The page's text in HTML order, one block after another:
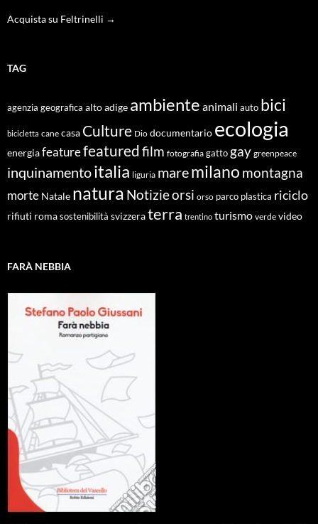
Acquista su Feltrinelli →
TAG
agenzia geografica alto adige ambiente animali auto bici
bicicletta cane casa Culture Dio documentario ecologia
energiafeaturefeaturedfilm fotografia gatto gay greenpeace
inquinamentoitalia liguria maremilano montagna
morte Natale natura Notizieorsi orso parco plastica riciclo
rifiuti roma sostenibilità svizzeraterra trentino turismo verde video
FARÀ NEBBIA